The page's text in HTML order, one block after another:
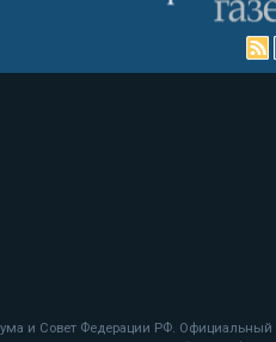
и Совет Федерации РФ. Официальный